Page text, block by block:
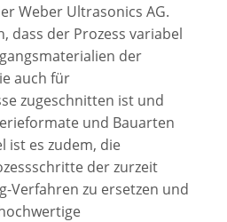
Weber Ultrasonics AG.
dass der Prozess variabel
der
auch für
zugeschnitten ist und
und Bauarten
ist es zudem, die
der zurzeit
Verfahren zu ersetzen und